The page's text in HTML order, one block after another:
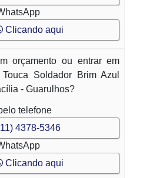
Clicando aqui
orçamento ou entrar em
Soldador Brim Azul
- Guarulhos?
telefone
4378-5346
Clicando aqui